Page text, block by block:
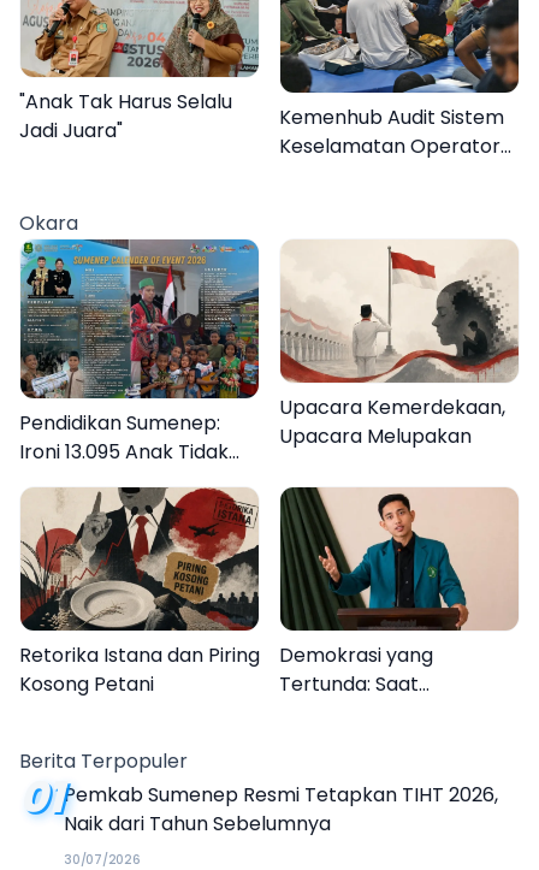
"Anak Tak Harus Selalu
Jadi Juara"
Kemenhub Audit Sistem
Keselamatan Operator
Okara
Pendidikan Sumenep:
Ironi 13.095 Anak Tidak
Sekolah Menyaksikan
Semarak Festival
Kalender Event 2026
Upacara Kemerdekaan,
Upacara Melupakan
Retorika Istana dan Piring
Kosong Petani
Demokrasi yang
Tertunda: Saat
Berita Terpopuler
01Pemkab Sumenep Resmi Tetapkan TIHT 2026,
Naik dari Tahun Sebelumnya
30/07/2026